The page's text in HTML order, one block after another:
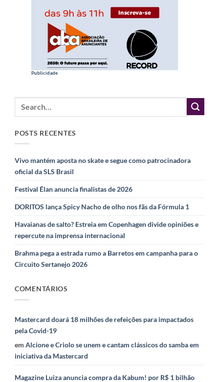
Publicidade
POSTS RECENTES
Vivo mantém aposta no skate e segue como patrocinadora
oficial da SLS Brasil
Festival Élan anuncia finalistas de 2026
DORITOS lança Spicy Nacho de olho nos fãs da Fórmula 1
Havaianas de salto? Estreia em Copenhagen divide opiniões e
repercute na imprensa internacional
Brahma pega a estrada rumo a Barretos em campanha para o
Circuito Sertanejo 2026
COMENTÁRIOS
Mastercard doará 18 milhões de refeições para impactados
pela Covid-19
em Alcione e Criolo se unem e cantam clássicos do samba em
iniciativa da Mastercard
Magazine Luiza anuncia compra da Kabum! por R$ 1 bilhão